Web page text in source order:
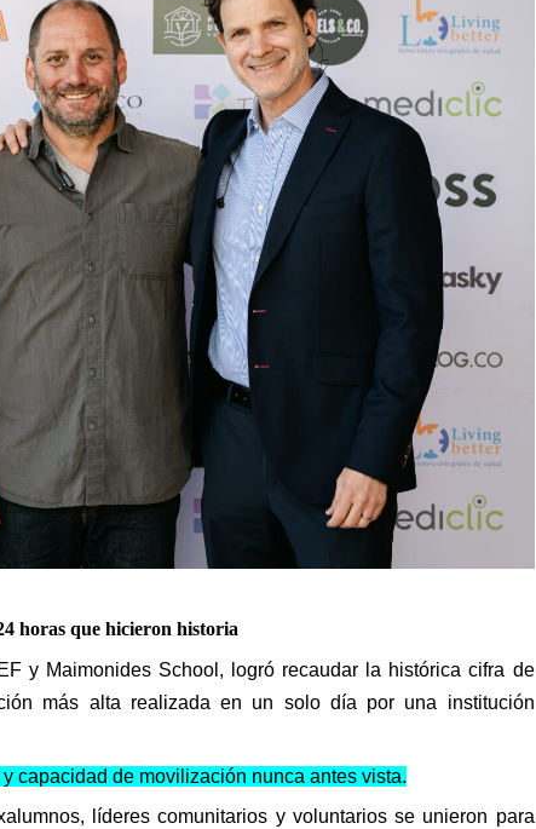
horas que hicieron historia
y Maimonides School, logró recaudar la histórica cifra de
más alta realizada en un solo día por una institución
capacidad de movilización nunca antes vista.
líderes comunitarios y voluntarios se unieron para